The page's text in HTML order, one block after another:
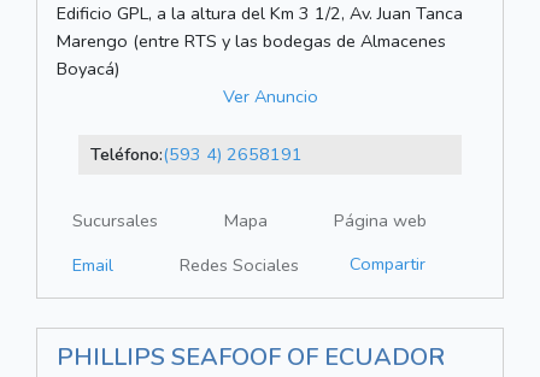
Edificio GPL, a la altura del Km 3 1/2, Av. Juan Tanca
Marengo (entre RTS y las bodegas de Almacenes
Boyacá)
Ver Anuncio
Teléfono:(593 4) 2658191
Sucursales Mapa
Página web
Email
Redes Sociales Compartir
PHILLIPS SEAFOOF OF ECUADOR